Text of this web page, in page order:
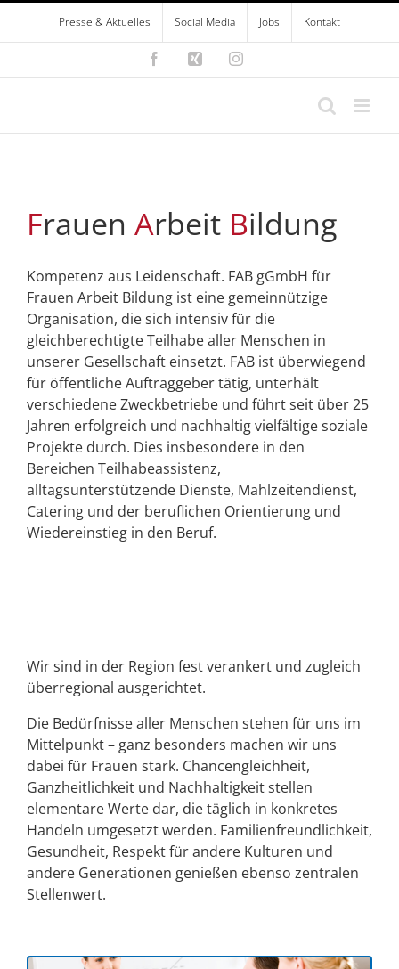
Zum
springen
Presse & Aktuelles Social Media Jobs Kontakt
FacebookXing Instagram
Frauen Arbeit Bildung
Kompetenz aus Leidenschaft. FAB gGmbH für
Frauen Arbeit Bildung ist eine gemeinnützige
Organisation, die sich intensiv für die
gleichberechtigte Teilhabe aller Menschen in
unserer Gesellschaft einsetzt. FAB ist überwiegend
für öffentliche Auftraggeber tätig, unterhält
verschiedene Zweckbetriebe und führt seit über 25
Jahren erfolgreich und nachhaltig vielfältige soziale
Projekte durch. Dies insbesondere in den
Bereichen Teilhabeassistenz,
alltagsunterstützende Dienste, Mahlzeitendienst,
Catering und der beruflichen Orientierung und
Wiedereinstieg in den Beruf.
Wir sind in der Region fest verankert und zugleich
überregional ausgerichtet.
Die Bedürfnisse aller Menschen stehen für uns im
Mittelpunkt – ganz besonders machen wir uns
dabei für Frauen stark. Chancengleichheit,
Ganzheitlichkeit und Nachhaltigkeit stellen
elementare Werte dar, die täglich in konkretes
Handeln umgesetzt werden. Familienfreundlichkeit,
Gesundheit, Respekt für andere Kulturen und
andere Generationen genießen ebenso zentralen
Stellenwert.